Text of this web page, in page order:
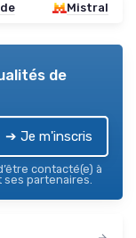
Mistral
de
➔ Je m'inscris
contacté(e) à
ses partenaires.